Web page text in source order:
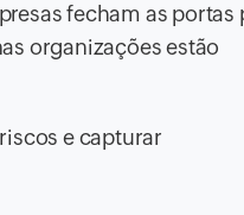
fecham as portas
organizações estão
e capturar